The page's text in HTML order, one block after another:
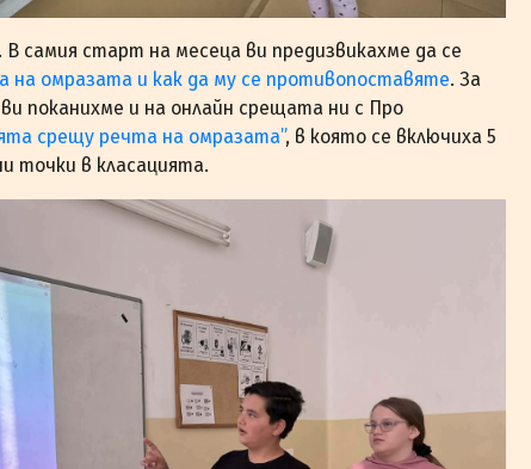
самия старт на месеца ви предизвикахме да се
на омразата и как да му се противопоставяте. За
поканихме и на онлайн срещата ни с Про
срещу речта на омразата”, в която се включиха 5
точки в класацията.